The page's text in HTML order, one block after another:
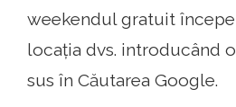
weekendul gratuit
locația dvs. introducând
sus în Căutarea Google.